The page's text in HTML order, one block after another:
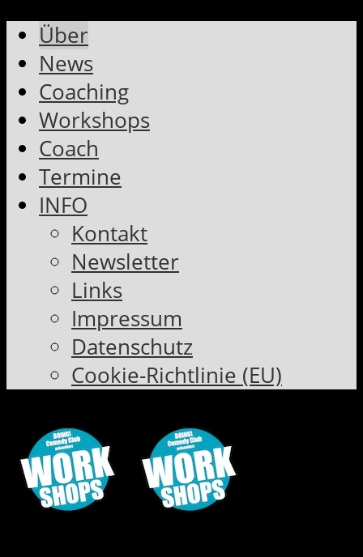
Über
News
Coaching
Workshops
Coach
Termine
INFO
Kontakt
Newsletter
Links
Impressum
Datenschutz
Cookie-Richtlinie (EU)